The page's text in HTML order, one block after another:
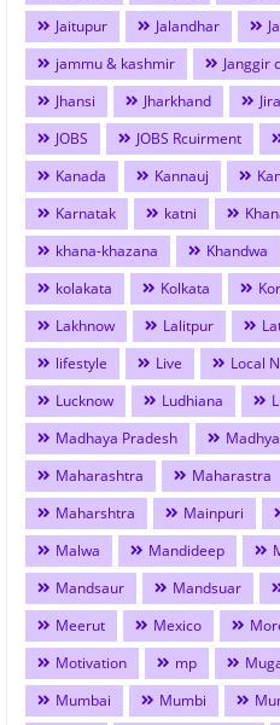
Jaitupur
Jalandhar
jammu & kashmir
Janggir
Jhansi
Jharkhand
JOBS
JOBS Rcuirment
Kanada
Kannauj
Karnatak
katni
khana-khazana
Khandwa
kolakata
Kolkata
Lakhnow
Lalitpur
lifestyle
Live Local
Lucknow
Ludhiana
Madhaya Pradesh
Maharashtra
Maharastra
Maharshtra
Mainpuri
Malwa
Mandideep
Mandsaur
Mandsuar
Meerut
Mexico
Motivation
mp
Mumbai
Mumbi